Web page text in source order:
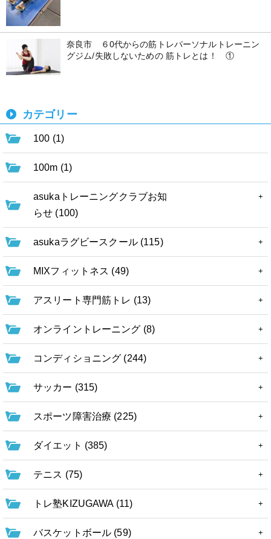
奈良市 ６0代からの筋トレパーソナルトレーニン
グジム/失敗しないための 筋トレとは！ ①
カテゴリー
100 (1)
100m (1)
asukaトレーニングクラブお知
らせ (100)
asukaラグビースクール (115)
MIXフィットネス (49)
アスリート専門筋トレ (13)
オンライントレーニング (8)
コンディショニング (244)
サッカー (315)
スポーツ障害治療 (225)
ダイエット (385)
テニス (75)
トレ塾KIZUGAWA (11)
バスケットボール (59)